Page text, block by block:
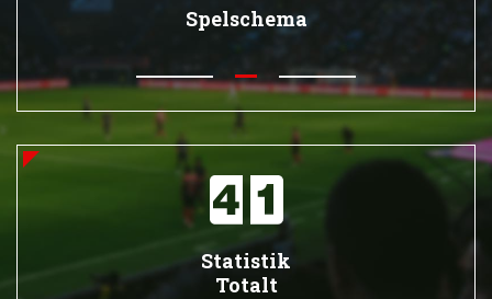
Spelschema
Statistik
Totalt